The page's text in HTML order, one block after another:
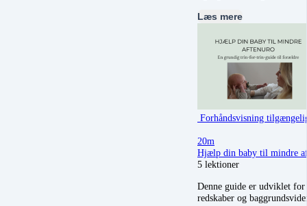
Læs mere
Forhåndsvisning
20m
Hjælp din baby til mindre
5 lektioner
Denne guide er udviklet
redskaber og